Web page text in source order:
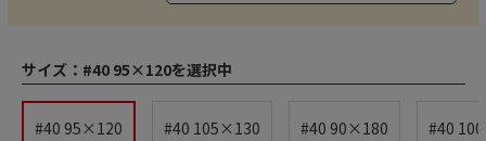
サイズ： #40 95×120を選択中
#40 95×120 #40 105×130 #40 90×180 #40